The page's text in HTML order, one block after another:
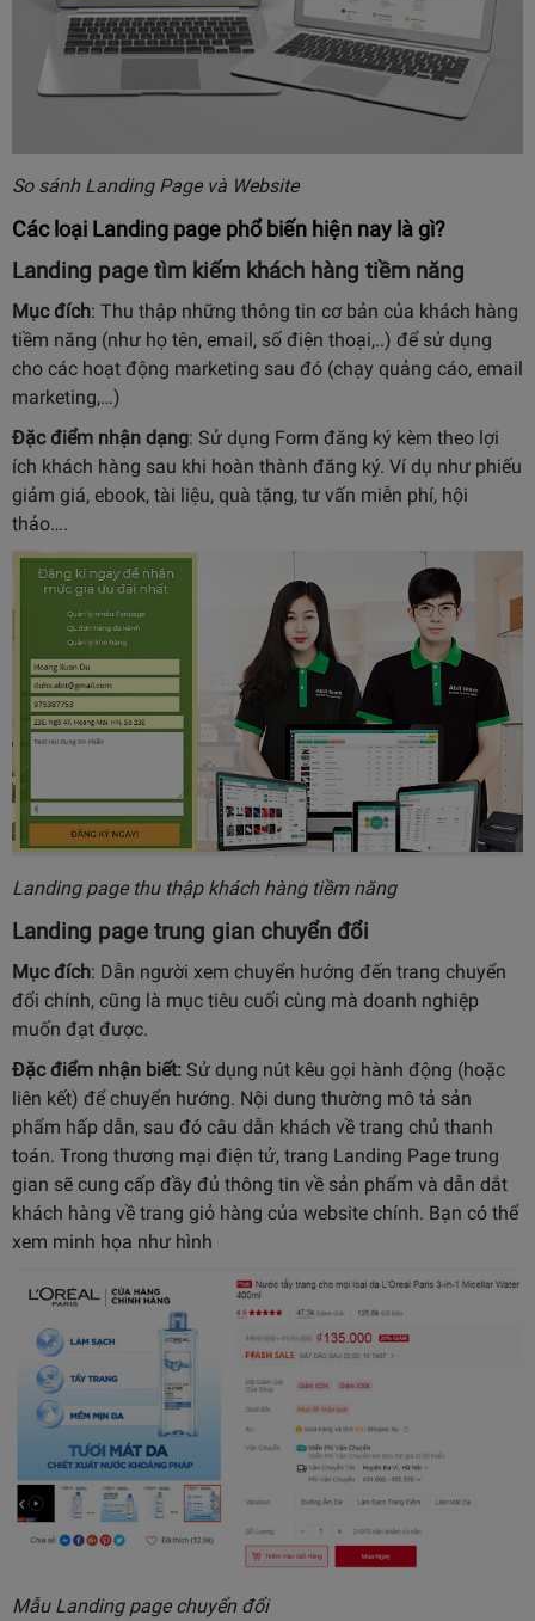
So sánh Landing Page và Website
Các loại Landing page phổ biến hiện nay là gì?
Landing page tìm kiếm khách hàng tiềm năng
Mục đích: Thu thập những thông tin cơ bản của khách hàng
tiềm năng (như họ tên, email, số điện thoại,..) để sử dụng
cho các hoạt động marketing sau đó (chạy quảng cáo, email
marketing,…)
Đặc điểm nhận dạng: Sử dụng Form đăng ký kèm theo lợi
ích khách hàng sau khi hoàn thành đăng ký. Ví dụ như phiếu
giảm giá, ebook, tài liệu, quà tặng, tư vấn miễn phí, hội
thảo….
Landing page thu thập khách hàng tiềm năng
Landing page trung gian chuyển đổi
Mục đích: Dẫn người xem chuyển hướng đến trang chuyển
đổi chính, cũng là mục tiêu cuối cùng mà doanh nghiệp
muốn đạt được.
Đặc điểm nhận biết: Sử dụng nút kêu gọi hành động (hoặc
liên kết) để chuyển hướng. Nội dung thường mô tả sản
phẩm hấp dẫn, sau đó câu dẫn khách về trang chủ thanh
toán. Trong thương mại điện tử, trang Landing Page trung
gian sẽ cung cấp đầy đủ thông tin về sản phẩm và dẫn dắt
khách hàng về trang giỏ hàng của website chính. Bạn có thể
xem minh họa như hình
Mẫu Landing page chuyển đổi